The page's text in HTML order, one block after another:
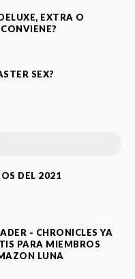
EXTRA O
SEX?
DEL 2021
- CHRONICLES YA
PARA MIEMBROS
LUNA